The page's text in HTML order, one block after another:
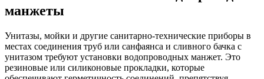
манжеты
Унитазы, мойки и другие санитарно-технические приборы в
местах соединения труб или санфаянса и сливного бачка с
унитазом требуют установки водопроводных манжет. Это
резиновые или силиконовые прокладки, которые